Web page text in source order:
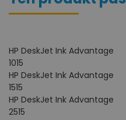
HP DeskJet Ink Advantage
1015
HP DeskJet Ink Advantage
1515
HP DeskJet Ink Advantage
2515